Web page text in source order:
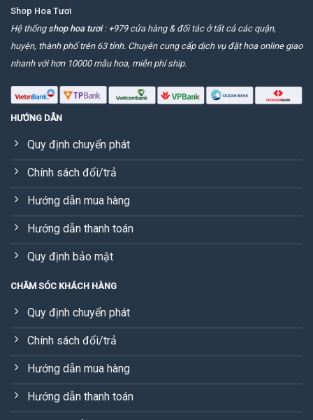
Shop Hoa Tươi
Hệ thống shop hoa tươi: +979 cửa hàng & đối tác ở tất cả các quận,
huyện, thành phố trên 63 tỉnh. Chuyên cung cấp dịch vụ đặt hoa online giao
nhanh với hơn 10000 mẫu hoa, miễn phí ship.
HƯỚNG DẪN
Quy định chuyển phát
Chính sách đổi/trả
Hướng dẫn mua hàng
Hướng dẫn thanh toán
Quy định bảo mật
CHĂM SÓC KHÁCH HÀNG
Quy định chuyển phát
Chính sách đổi/trả
Hướng dẫn mua hàng
Hướng dẫn thanh toán